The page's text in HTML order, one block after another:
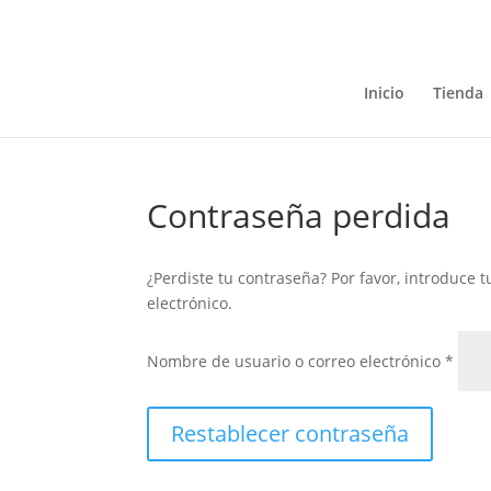
Inicio Tienda
Contraseña perdida
¿Perdiste tu contraseña? Por favor,
electrónico.
Nombre de usuario o correo electrónico*
Restablecer contraseña